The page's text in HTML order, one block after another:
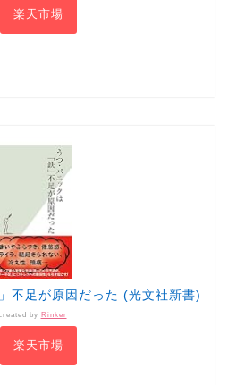
楽天市場
不足が原因だった (光文社新書)
by Rinker
楽天市場